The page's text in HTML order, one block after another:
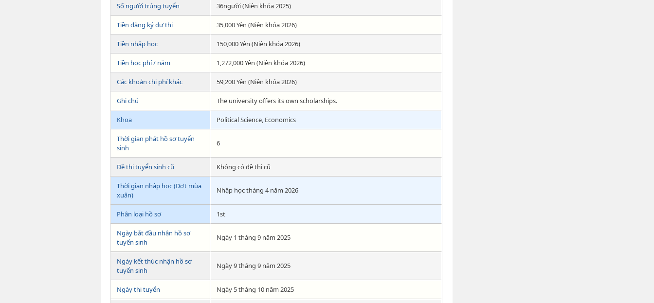
Số người trúng tuyển 36người (Niên khóa 2025)
Tiền đăng ký dự thi 35,000 Yên (Niên khóa 2026)
Tiền nhập học 150,000 Yên (Niên khóa 2026)
Tiền học phí / năm 1,272,000 Yên (Niên khóa 2026)
Các khoản chi phí khác 59,200 Yên (Niên khóa 2026)
Ghi chú The university offers its own scholarships.
Khoa Political Science, Economics
Thời gian phát hồ sơ tuyển
sinh
6
Đề thi tuyển sinh cũ Không có đề thi cũ
Thời gian nhập học (Đợt mùa
xuân)
Nhập học tháng 4 năm 2026
Phân loại hồ sơ 1st
Ngày bắt đầu nhận hồ sơ
tuyển sinh
Ngày 1 tháng 9 năm 2025
Ngày kết thúc nhận hồ sơ
tuyển sinh
Ngày 9 tháng 9 năm 2025
Ngày thi tuyển Ngày 5 tháng 10 năm 2025